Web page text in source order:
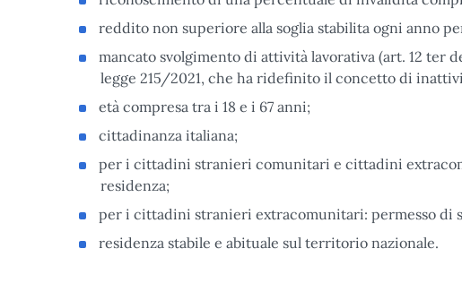
reddito non superiore alla soglia stabilita ogni anno
mancato svolgimento di attività lavorativa (art. 12 ter
legge 215/2021, che ha ridefinito il concetto di
età compresa tra i 18 e i 67 anni;
cittadinanza italiana;
per i cittadini stranieri comunitari e cittadini
residenza;
per i cittadini stranieri extracomunitari: permesso di
residenza stabile e abituale sul territorio nazionale.